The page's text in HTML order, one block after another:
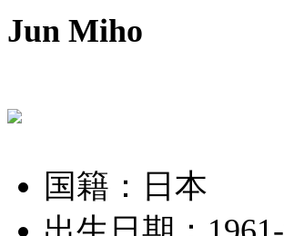
Jun Miho
国籍：日本